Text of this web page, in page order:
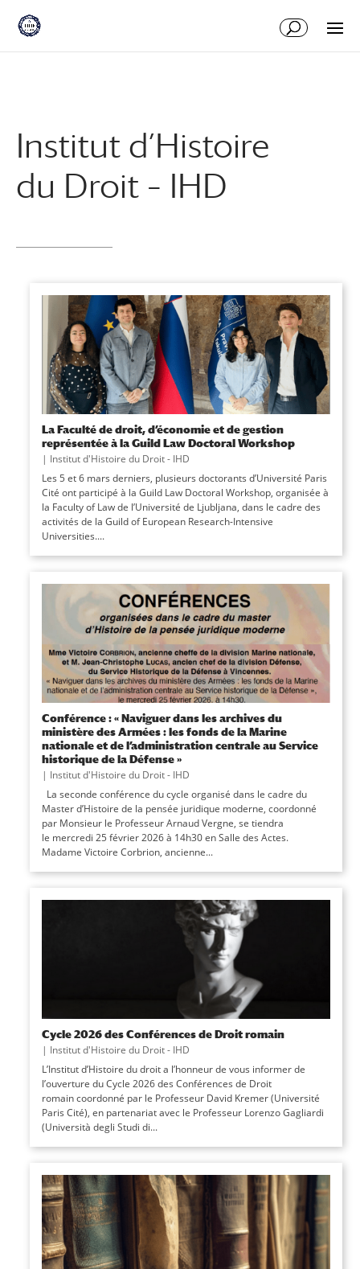
Institut d’Histoire
du Droit – IHD
La Faculté de droit, d’économie et de gestion
représentée à la Guild Law Doctoral Workshop
| Institut d'Histoire du Droit - IHD
Les 5 et 6 mars derniers, plusieurs doctorants d’Université Paris
Cité ont participé à la Guild Law Doctoral Workshop, organisée à
la Faculty of Law de l’Université de Ljubljana, dans le cadre des
activités de la Guild of European Research-Intensive
Universities....
Conférence : « Naviguer dans les archives du
ministère des Armées : les fonds de la Marine
nationale et de l’administration centrale au Service
historique de la Défense »
| Institut d'Histoire du Droit - IHD
La seconde conférence du cycle organisé dans le cadre du
Master d’Histoire de la pensée juridique moderne, coordonné
par Monsieur le Professeur Arnaud Vergne, se tiendra
le mercredi 25 février 2026 à 14h30 en Salle des Actes.
Madame Victoire Corbrion, ancienne...
Cycle 2026 des Conférences de Droit romain
| Institut d'Histoire du Droit - IHD
L’Institut d’Histoire du droit a l’honneur de vous informer de
l’ouverture du Cycle 2026 des Conférences de Droit
romain coordonné par le Professeur David Kremer (Université
Paris Cité), en partenariat avec le Professeur Lorenzo Gagliardi
(Università degli Studi di...